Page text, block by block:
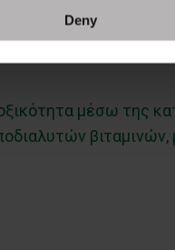
Deny
μέσω της
βιταμινών,